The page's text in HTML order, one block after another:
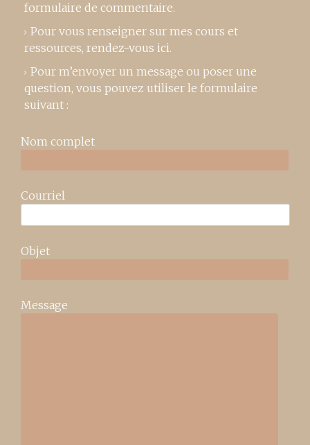
formulaire de commentaire.
Pour vous renseigner sur mes cours et
ressources, rendez-vous ici.
Pour m’envoyer un message ou poser une
question, vous pouvez utiliser le formulaire
suivant :
Nom complet
Courriel
Objet
Message